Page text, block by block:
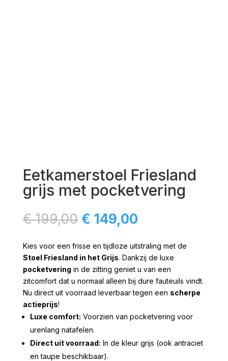
Eetkamerstoel Friesland
grijs met pocketvering
€199,00 Oorspronkelijke
was:
€ 199,00.
€ 149,00Huidige
is:
€ 149,00.
Kies voor een frisse en tijdloze uitstraling met de
Stoel Friesland in het Grijs. Dankzij de luxe
pocketvering in de zitting geniet u van een
zitcomfort dat u normaal alleen bij dure fauteuils vindt.
Nu direct uit voorraad leverbaar tegen een scherpe
actieprijs!
Luxe comfort: Voorzien van pocketvering voor
urenlang natafelen.
Direct uit voorraad: In de kleur grijs (ook antraciet
en taupe beschikbaar).